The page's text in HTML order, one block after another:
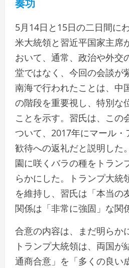
奏功
5月14日と15日の二日間に
米大統領と習近平国家主席
おいて、通常、政治や外交
堂ではなく、今回の会談が
南海で行われたことは、中
の階段を重要視し、特別な
ことを示す。習氏は、この
ついて、2017年にマール・
歓待への返礼だと説明した
園に咲くバラの種をトラン
らかにした。トランプ大統
を維持し、習氏は「本当の
関係は「非常に強固」な関
合意の内容は、まだ明らか
トランプ大統領は、両国が
通商合意」を「多くの良い